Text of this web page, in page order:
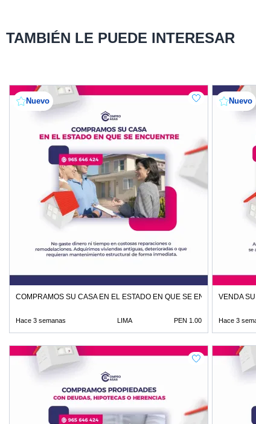
TAMBIÉN LE PUEDE INTERESAR
Nuevo
COMPRAMOS SU CASA EN EL ESTADO EN QUE SE ENCUENTRE
Hace 3 semanas LIMA PEN 1.00
Nuevo
VENDA
Hace 3